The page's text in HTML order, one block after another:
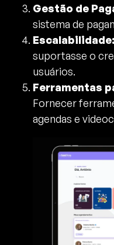
Gestão de
sistema de
Escalabilidade:
suportasse o
usuários.
Ferramentas
Fornecer
agendas e